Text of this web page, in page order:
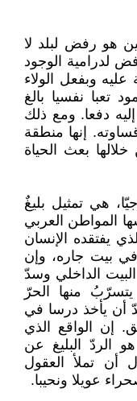
هو رفض لبلد لا
لدرامية الوجود
عليه وبفعل الولاء
تعبا نفسيا بالغ
دفعا. ومع ذلك
إنها منطقة
بعث الحياة
هي تمثيل بليغٌ
المواطن العربي
يفتقده الإنسان
بيت جاره، وإن
الداخلي وسدّ
منها الحرّ
أن يأخذ درسا في
إن الواقع الذي
الردّ البليغ عن
أن تملأ العقول
عويلا ونحيبا.